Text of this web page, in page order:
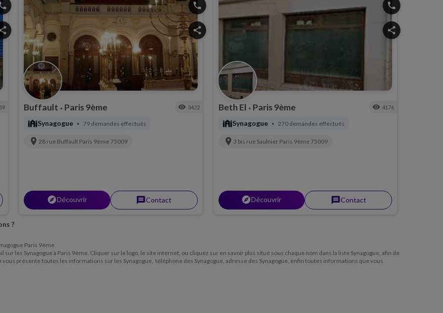
phone
share
Buffault • Paris 9ème visibility 3422
synagogueSynagogue • 79 demandes effectués
location_on28 rue Buffault Paris 9ème 75009
explorerDécouvrir messageContact
phone
share
Beth El • Paris 9ème visibility 4176
synagogueSynagogue • 270 demandes effectués
location_on 3 bis rue Saulnier Paris 9ème 75009
explorerDécouvrir messageContact
?
Paris 9ème
sur les Synagogue à Paris 9ème. Cliquer sur le logo, le site internet, ou cliquez sur en savoir plus situé sous chaque nom dans la liste Synagogue, afin de
vous présente toutes les informations sur les Synagogue, téléphone des Synagogue, adresse des Synagogue, enfin toutes informations que vous